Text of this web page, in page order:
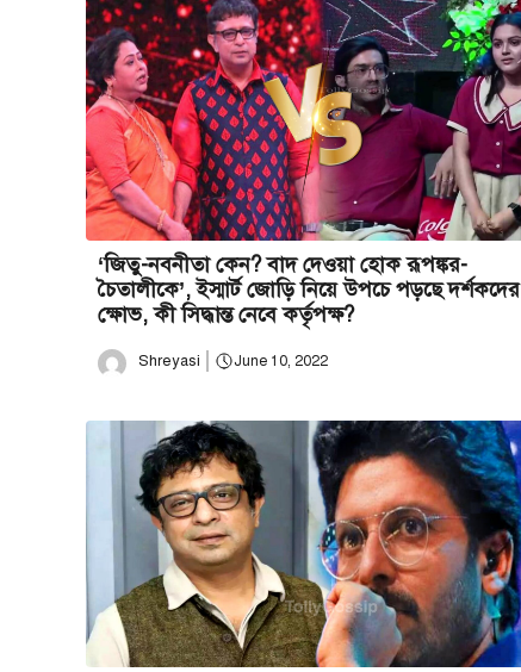
‘জিতু-নবনীতা কেন? বাদ দেওয়া হোক রূপঙ্কর-
চৈতালীকে’, ইস্মার্ট জোড়ি নিয়ে উপচে পড়ছে দর্শকদের
ক্ষোভ, কী সিদ্ধান্ত নেবে কর্তৃপক্ষ?
Shreyasi June 10, 2022